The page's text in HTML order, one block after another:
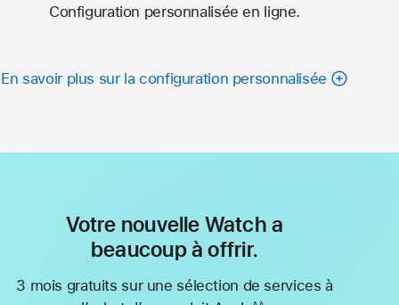
Configuration personnalisée en ligne.
En savoir plus sur la configuration personnalisée
Votre nouvelle Watch a
beaucoup à offrir.
3 mois gratuits sur une sélection de services à